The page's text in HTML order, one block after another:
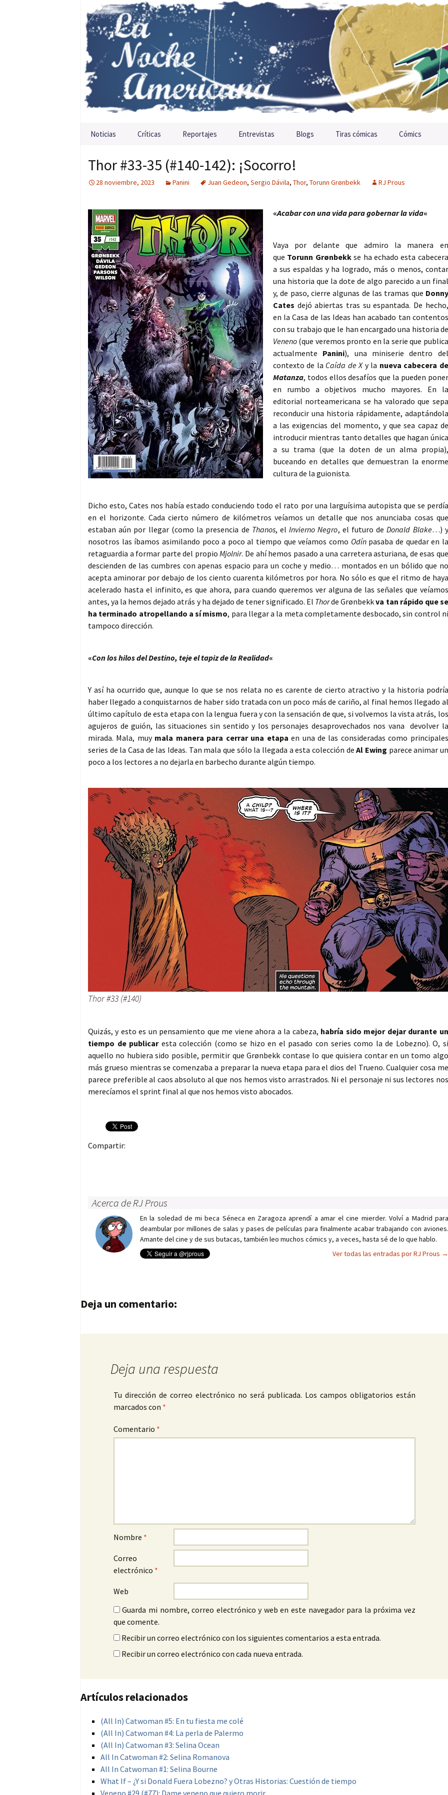
Saltar al contenido
Noticias Críticas Reportajes Entrevistas Blogs Tiras cómicas Cómics
Thor #33-35 (#140-142): ¡Socorro!
28 noviembre, 2023 Panini Juan Gedeon, Sergio Dávila, Thor, Torunn Grønbekk RJ Prous
«Acabar con una vida para gobernar la vida«
Vaya por delante que admiro la manera en
que Torunn Grønbekkse ha echado esta cabecera
a sus espaldas y ha logrado, más o menos, contar
una historia que la dote de algo parecido a un final
y, de paso, cierre algunas de las tramas que Donny
Cates dejó abiertas tras su espantada. De hecho,
en la Casa de las Ideas han acabado tan contentos
con su trabajo que le han encargado una historia de
Veneno (que veremos pronto en la serie que publica
actualmente Panini), una miniserie dentro del
contexto de la Caída de Xy la nueva cabecera de
Matanza, todos ellos desafíos que la pueden poner
en rumbo a objetivos mucho mayores. En la
editorial norteamericana se ha valorado que sepa
reconducir una historia rápidamente, adaptándola
a las exigencias del momento, y que sea capaz de
introducir mientras tanto detalles que hagan única
a su trama (que la doten de un alma propia),
buceando en detalles que demuestran la enorme
cultura de la guionista.
Dicho esto, Cates nos había estado conduciendo todo el rato por una larguísima autopista que se perdía
en el horizonte. Cada cierto número de kilómetros veíamos un detalle que nos anunciaba cosas que
estaban aún por llegar (como la presencia de Thanos, elInvierno Negro, el futuro deDonald Blake…) y
nosotros las íbamos asimilando poco a poco al tiempo que veíamos como Odínpasaba de quedar en la
retaguardia a formar parte del propioMjolnir. De ahí hemos pasado a una carretera asturiana, de esas que
descienden de las cumbres con apenas espacio para un coche y medio… montados en un bólido que no
acepta aminorar por debajo de los ciento cuarenta kilómetros por hora. No sólo es que el ritmo de haya
acelerado hasta el infinito, es que ahora, para cuando queremos ver alguna de las señales que veíamos
antes, ya la hemos dejado atrás y ha dejado de tener significado. El Thorde Grønbekkva tan rápido que se
ha terminado atropellando a sí mismo, para llegar a la meta completamente desbocado, sin control ni
tampoco dirección.
«Con los hilos del Destino, teje el tapiz de la Realidad«
Y así ha ocurrido que, aunque lo que se nos relata no es carente de cierto atractivo y la historia podría
haber llegado a conquistarnos de haber sido tratada con un poco más de cariño, al final hemos llegado al
último capítulo de esta etapa con la lengua fuera y con la sensación de que, si volvemos la vista atrás, los
agujeros de guión, las situaciones sin sentido y los personajes desaprovechados nos vana devolver la
mirada. Mala, muy mala manera para cerrar una etapa en una de las consideradas como principales
series de la Casa de las Ideas. Tan mala que sólo la llegada a esta colección deAl Ewing parece animar un
poco a los lectores a no dejarla en barbecho durante algún tiempo.
Thor #33 (#140)
Quizás, y esto es un pensamiento que me viene ahora a la cabeza, habría sido mejor dejar durante un
tiempo de publicaresta colección (como se hizo en el pasado con series como la de Lobezno). O, si
aquello no hubiera sido posible, permitir que Grønbekk contase lo que quisiera contar en un tomo algo
más grueso mientras se comenzaba a preparar la nueva etapa para el dios del Trueno. Cualquier cosa me
parece preferible al caos absoluto al que nos hemos visto arrastrados. Ni el personaje ni sus lectores nos
merecíamos el sprint final al que nos hemos visto abocados.
Compartir:
Acerca de RJ Prous
En la soledad de mi beca Séneca en Zaragoza aprendí a amar el cine mierder. Volví a Madrid para
deambular por millones de salas y pases de películas para finalmente acabar trabajando con aviones.
Amante del cine y de sus butacas, también leo muchos cómics y, a veces, hasta sé de lo que hablo.
Ver todas las entradas por RJ Prous →
Navegación de entradas
Deja un comentario:
Deja una respuesta
Tu dirección de correo electrónico no será publicada. Los campos obligatorios están
marcados con *
Comentario *
Nombre *
Correo
electrónico *
Web
Guarda mi nombre, correo electrónico y web en este navegador para la próxima vez
que comente.
Recibir un correo electrónico con los siguientes comentarios a esta entrada.
Recibir un correo electrónico con cada nueva entrada.
Artículos relacionados
(All In) Catwoman #5: En tu fiesta me colé
(All In) Catwoman #4: La perla de Palermo
(All In) Catwoman #3: Selina Ocean
All In Catwoman #2: Selina Romanova
All In Catwoman #1: Selina Bourne
What If – ¿Y si Donald Fuera Lobezno? y Otras Historias: Cuestión de tiempo